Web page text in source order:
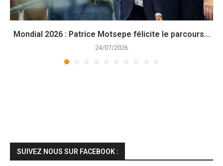
Mondial 2026 : Patrice Motsepe félicite le parcours...
24/07/2026
SUIVEZ NOUS SUR FACEBOOK :